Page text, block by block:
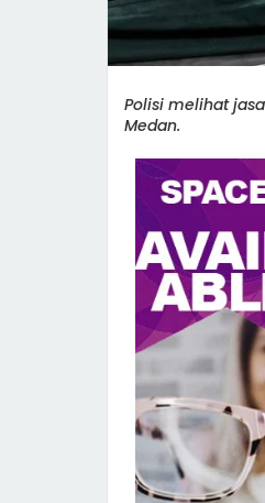
Polisi melihat
Medan.